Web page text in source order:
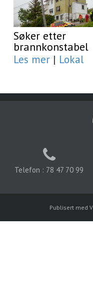
Søker etter
brannkonstabel
Les mer | Lokal
Telefon : 78 47 70 99
Publisert med